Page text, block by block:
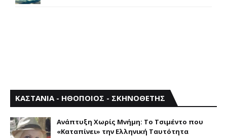
ΚΑΣΤΑΝΙΑ - ΗΘΟΠΟΙΟΣ - ΣΚΗΝΟΘΕΤΗΣ
Aνάπτυξη Xωρίς Mνήμη: Το Τσιμέντο που
«Καταπίνει» την Ελληνική Ταυτότητα